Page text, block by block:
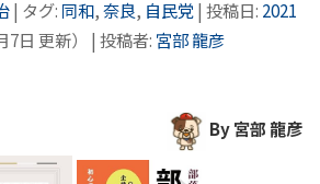
| タグ: 同和,奈良, 自民党| 投稿日: 2021
7日 更新） | 投稿者: 宮部 龍彦
By 宮部 龍彦